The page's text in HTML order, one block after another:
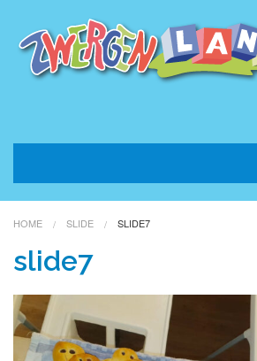
Home
Konzept
Impressum
HOME SLIDE SLIDE7
slide7